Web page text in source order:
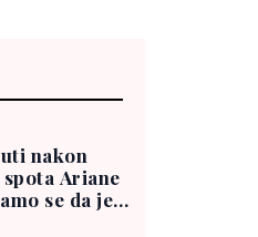
nakon
Ariane
se da je